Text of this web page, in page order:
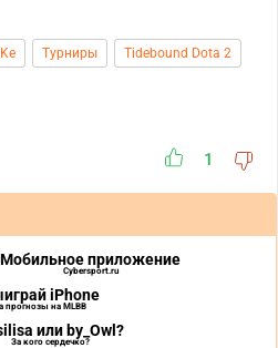
Турниры Tidebound Dota 2
1
Мобильное приложение
Cybersport.ru
iPhone
прогнозы на MLBB
или by_Owl?
За кого сердечко?